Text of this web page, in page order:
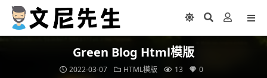
Green Blog Html模版
2022-03-07 HTML模版 13 0